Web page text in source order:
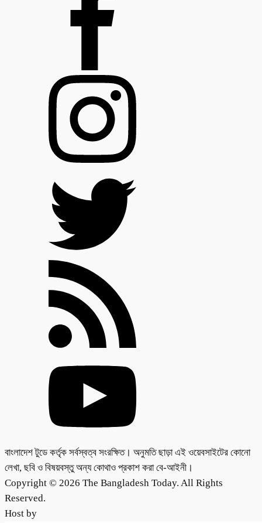
বাংলাদেশ টুডে কর্তৃক সর্বস্বত্ব সংরক্ষিত। অনুমতি ছাড়া এই ওয়েবসাইটের কোনো
লেখা, ছবি ও বিষয়বস্তু অন্য কোথাও প্রকাশ করা বে-আইনী।
Copyright © 2026 The Bangladesh Today. All Rights
Reserved.
Host by